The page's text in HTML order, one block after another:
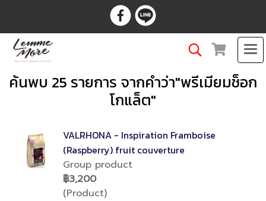
ค้นพบ 25 รายการ จากคำว่า"พรีเมียมช็อก
โกแล็ต"
VALRHONA - Inspiration Framboise
(Raspberry) fruit couverture
Group product
฿3,200
(Product)